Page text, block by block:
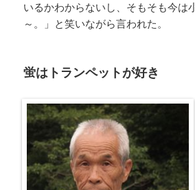
いるかわからないし、そもそも今は
～。」と笑いながら言われた。
蛍はトランペットが好き